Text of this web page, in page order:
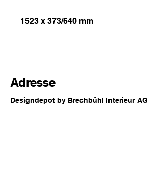
1523 x 373/640 mm
Adresse
Designdepot by Brechbühl Interieur AG